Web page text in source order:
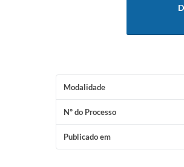
Modalidade
Nº do Processo
Publicado em